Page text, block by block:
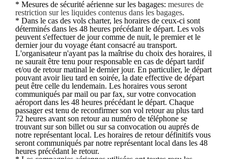
* Mesures de sécurité aérienne sur les bagages: mesures de
restriction sur les liquides contenus dans les bagages.
* Dans le cas des vols charter, les horaires de ceux-ci sont
déterminés dans les 48 heures précédant le départ. Les vols
peuvent s'effectuer de jour comme de nuit, le premier et le
dernier jour du voyage étant consacré au transport.
L'organisateur n'ayant pas la maîtrise du choix des horaires, il
ne saurait être tenu pour responsable en cas de départ tardif
et/ou de retour matinal le dernier jour. En particulier, le départ
pouvant avoir lieu tard en soirée, la date effective de départ
peut être celle du lendemain. Les horaires vous seront
communiqués par mail ou par fax, sur votre convocation
aéroport dans les 48 heures précédant le départ. Chaque
passager est tenu de reconfirmer son vol retour au plus tard
72 heures avant son retour au numéro de téléphone se
trouvant sur son billet ou sur sa convocation ou auprés de
notre représentant local. Les horaires de retour définitifs vous
seront communiqués par notre représentant local dans les 48
heures précédant le retour.